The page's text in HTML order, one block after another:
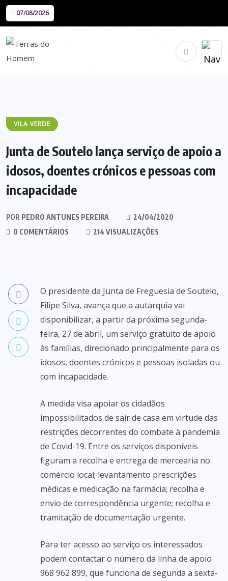
07/08/2026
VILA VERDE
Junta de Soutelo lança serviço de apoio a
idosos, doentes crónicos e pessoas com
incapacidade
POR PEDRO ANTUNES PEREIRA
24/04/2020
0 COMENTÁRIOS
214 VISUALIZAÇÕES
O presidente da Junta de Freguesia de Soutelo,
Filipe Silva, avança que a autarquia vai
disponibilizar, a partir da próxima segunda-
feira, 27 de abril, um serviço gratuito de apoio
às famílias, direcionado principalmente para os
idosos, doentes crónicos e pessoas isoladas ou
com incapacidade.
A medida visa apoiar os cidadãos
impossibilitados de sair de casa em virtude das
restrições decorrentes do combate à pandemia
de Covid-19. Entre os serviços disponíveis
figuram a recolha e entrega de mercearia no
comércio local; levantamento prescrições
médicas e medicação na farmácia; recolha e
envio de correspondência urgente; recolha e
tramitação de documentação urgente.
Para ter acesso ao serviço os interessados
podem contactar o número da linha de apoio
968 962 899, que funciona de segunda a sexta-